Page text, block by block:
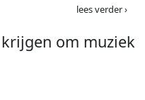
lees verder ›
om muziek